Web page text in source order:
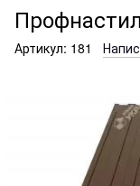
Артикул: 181